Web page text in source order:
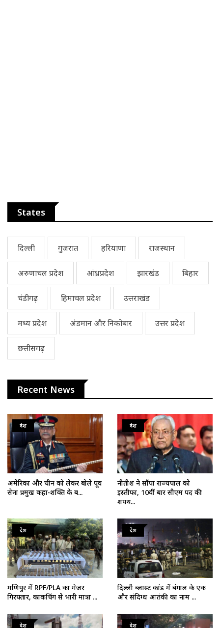
States
दिल्ली गुजरात हरियाणा राजस्थान
अरुणाचल प्रदेश आंध्रप्रदेश झारखंड बिहार
चंडीगढ़ हिमाचल प्रदेश उत्तराखंड
मध्य प्रदेश अंडमान और निकोबार उत्तर प्रदेश
छत्तीसगढ़
Recent News
देश
अमेरिका और चीन को लेकर बोले पूर्व
सेना प्रमुख कहा-शक्ति के ब...
देश
नीतीश ने सौंपा राज्यपाल को
इस्तीफा, 10वीं बार सीएम पद की
शपथ...
देश
मणिपुर में RPF/PLA का मेजर
गिरफ्तार, काकचिंग से भारी मात्रा ...
देश
दिल्ली ब्लास्ट कांड में बंगाल के एक
और संदिग्ध आतंकी का नाम ...
देश देश